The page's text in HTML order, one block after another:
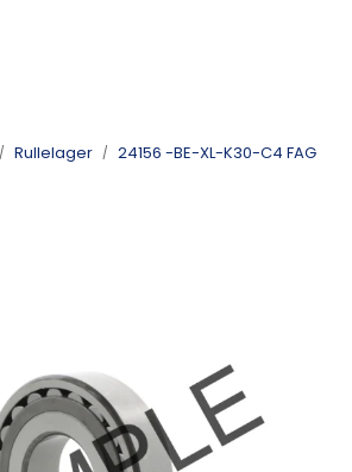
Rullelager 24156 -BE-XL-K30-C4 FAG